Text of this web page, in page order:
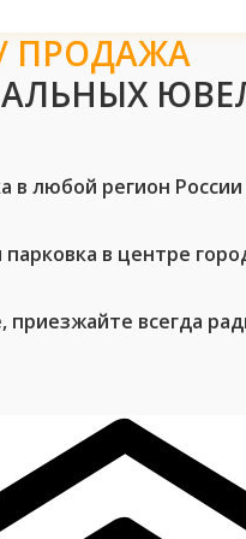
ПРОДАЖА
в любой регион
в центре
приезжайте всегда